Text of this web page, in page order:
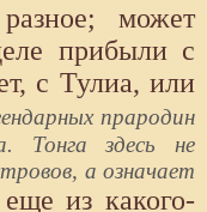
может
прибыли с
с Тулиа, или
прародин
Тонга здесь не
а означает
из какого-